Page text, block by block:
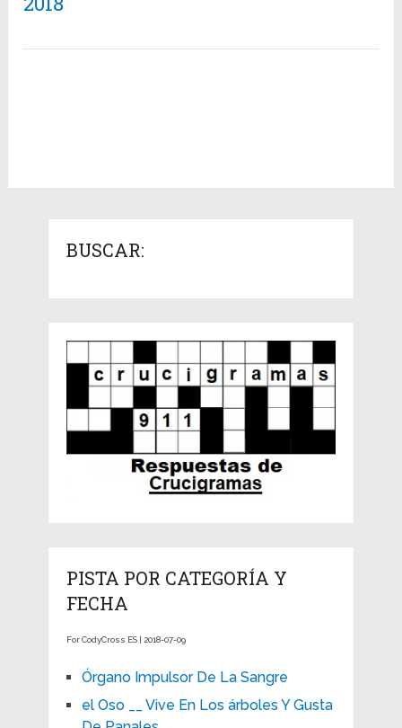
BUSCAR:
PISTA POR CATEGORÍA Y
FECHA
For CodyCross ES | 2018-07-09
Órgano Impulsor De La Sangre
el Oso __ Vive En Los árboles Y Gusta